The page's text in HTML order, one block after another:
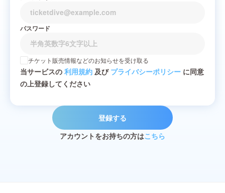
パスワード
チケット販売情報などのお知らせを受け取る
当サービスの 利用規約 及び プライバシーポリシー に同意
の上登録してください
登録する
アカウントをお持ちの方はこちら